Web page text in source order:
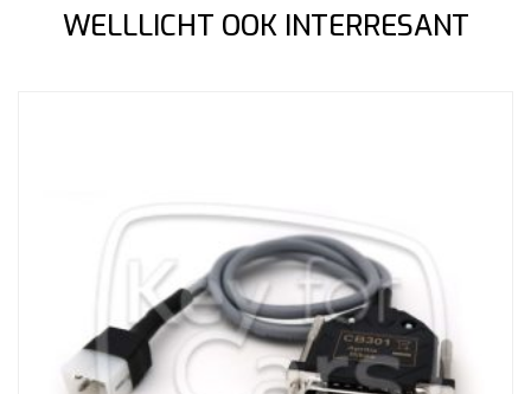
WELLLICHT OOK INTERRESANT